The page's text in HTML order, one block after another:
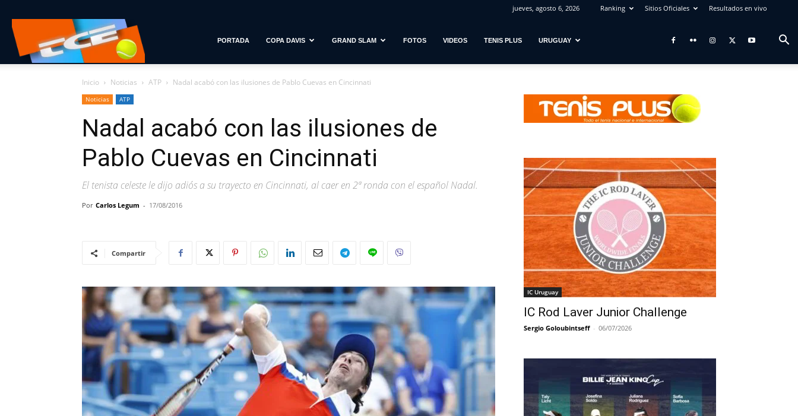
jueves, agosto 6, 2026 Ranking Sitios Oficiales Resultados en vivo
con
Estilo
PORTADA COPA DAVIS GRAND SLAM FOTOS VIDEOS TENIS PLUS URUGUAY
Inicio Noticias ATP Nadal acabó con las ilusiones de Pablo Cuevas en Cincinnati
Noticias ATP
Nadal acabó con las ilusiones de
Pablo Cuevas en Cincinnati
El tenista celeste le dijo adiós a su trayecto en Cincinnati, al caer en 2ª ronda con el español Nadal.
Por Carlos Legum - 17/08/2016
Compartir
IC Uruguay
IC Rod Laver Junior Challenge
Sergio Goloubintseff - 06/07/2026